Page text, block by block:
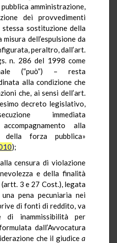
amministrazione,
dei provvedimenti
stessa sostituzione della
dell’espulsione da
peraltro, dall’art.
n. 286 del 1998 come
(“può”) – resta
alla condizione che
che, ai sensi dell’art.
decreto legislativo,
immediata
alla
forza pubblica»
);
censura di violazione
e della finalità
3 e 27 Cost.), legata
pena pecuniaria nei
di fonti di reddito, va
di inammissibilità per
dall’Avvocatura
che il giudice a